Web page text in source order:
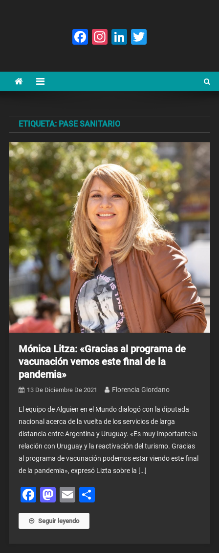
Facebook
Instagram
LinkedIn
ETIQUETA: PASE SANITARIO
Mónica Litza: «Gracias al programa de
vacunación vemos este final de la
pandemia»
13 De Diciembre De 2021 Florencia Giordano
El equipo de Alguien en el Mundo dialogó con la diputada
nacional acerca de la vuelta de los servicios de larga
distancia entre Argentina y Uruguay. «Es muy importante la
relación con Uruguay y la reactivación del turismo. Gracias
al programa de vacunación podemos estar viendo este final
de la pandemia», expresó Lizta sobre la […]
Facebook
Mastodon
Email
Seguir leyendo